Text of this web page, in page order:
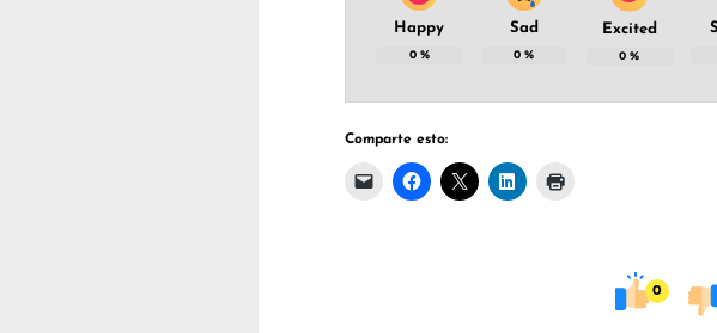
Happy
0%
Sad
0 %
Excited
0 %
Comparte esto:
0